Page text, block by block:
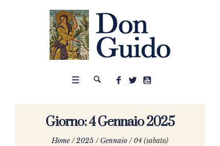
Giorno:4 Gennaio 2025
Home /2025 /Gennaio /04 (sabato)